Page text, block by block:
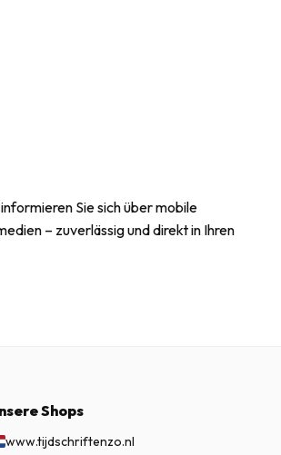
Sie sich über mobile
– zuverlässig und direkt in Ihren
Shops
www.tijdschriftenzo.nl